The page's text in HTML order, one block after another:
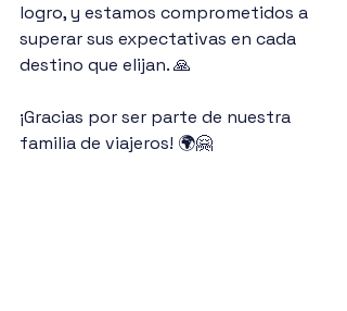
logro, y estamos comprometidos a
superar sus expectativas en cada
destino que elijan. 🙏
¡Gracias por ser parte de nuestra
familia de viajeros! 🌍🤗